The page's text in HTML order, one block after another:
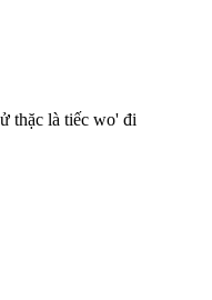
thặc là tiếc wo' đi